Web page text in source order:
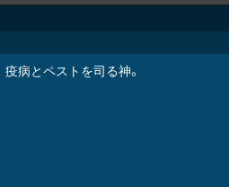
病とペストを司る神。